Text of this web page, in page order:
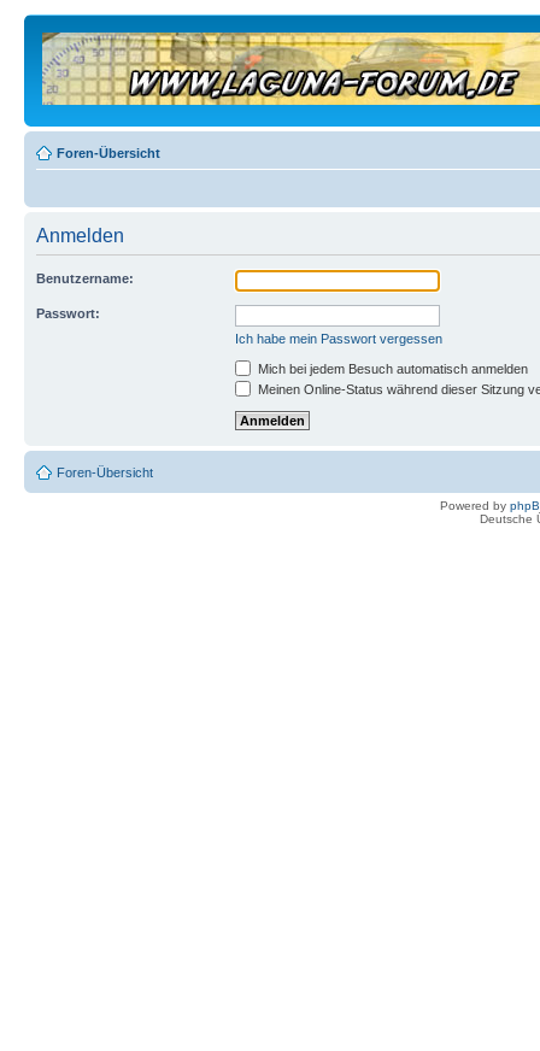
Foren-Übersicht
Anmelden
Benutzername:
Passwort:
Ich habe mein Passwort vergessen
Mich bei jedem Besuch automatisch anmelden
Meinen Online-Status während dieser Sitzung
Foren-Übersicht
Powered by
Deutsche